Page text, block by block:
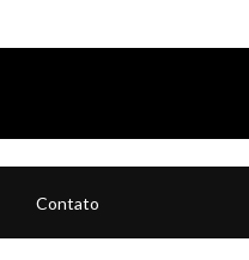
Contato